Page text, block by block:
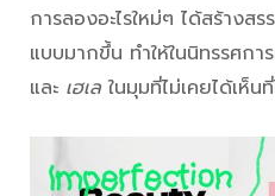
การลองอะไรใหม่ๆ ได้สร้างส
แบบมากขึ้น ทำให้ในนิทรรศการ
และ เฮเล ในมุมที่ไม่เคยได้เห็น